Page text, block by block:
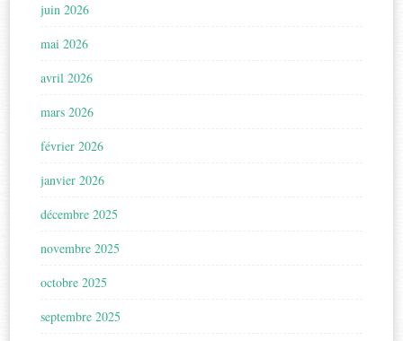
juin 2026
mai 2026
avril 2026
mars 2026
février 2026
janvier 2026
décembre 2025
novembre 2025
octobre 2025
septembre 2025